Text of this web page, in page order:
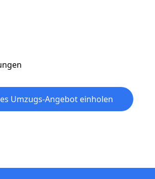
Umzugs-Angebot einholen